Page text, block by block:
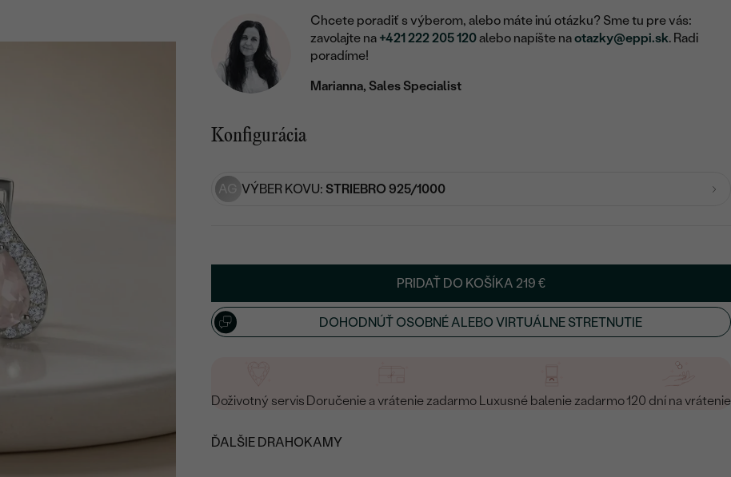
Chcete poradiť s výberom, alebo máte inú otázku? Sme tu pre vás:
zavolajte na +421 222 205 120alebo napíšte naotazky@eppi.sk. Radi
poradíme!
Marianna, Sales Specialist
Konfigurácia
AG VÝBER KOVU: STRIEBRO 925/1000
PRIDAŤ DO KOŠÍKA 219 €
DOHODNÚŤ OSOBNÉ ALEBO VIRTUÁLNE STRETNUTIE
Doživotný servis Doručenie a vrátenie zadarmo Luxusné balenie zadarmo120 dní na vrátenie
ĎALŠIE DRAHOKAMY